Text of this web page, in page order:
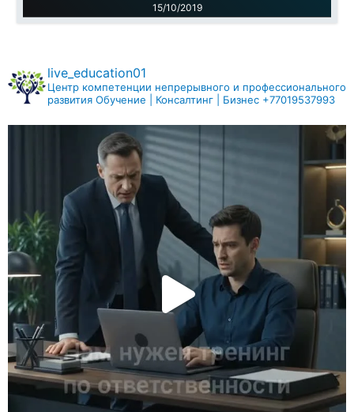
15/10/2019
live_education01
Центр компетенции непрерывного и профессионального
развития Обучение | Консалтинг | Бизнес +77019537993